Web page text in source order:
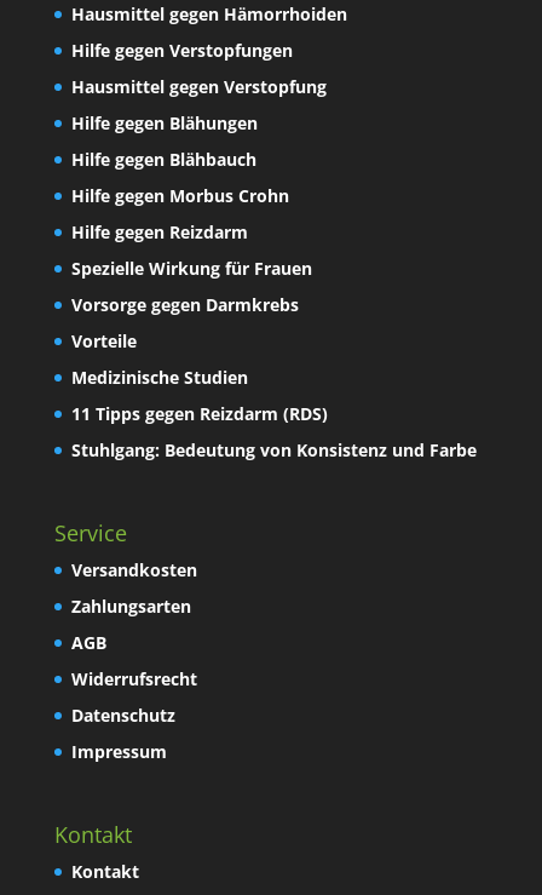
Hausmittel gegen Hämorrhoiden
Hilfe gegen Verstopfungen
Hausmittel gegen Verstopfung
Hilfe gegen Blähungen
Hilfe gegen Blähbauch
Hilfe gegen Morbus Crohn
Hilfe gegen Reizdarm
Spezielle Wirkung für Frauen
Vorsorge gegen Darmkrebs
Vorteile
Medizinische Studien
11 Tipps gegen Reizdarm (RDS)
Stuhlgang: Bedeutung von Konsistenz und Farbe
Service
Versandkosten
Zahlungsarten
AGB
Widerrufsrecht
Datenschutz
Impressum
Kontakt
Kontakt